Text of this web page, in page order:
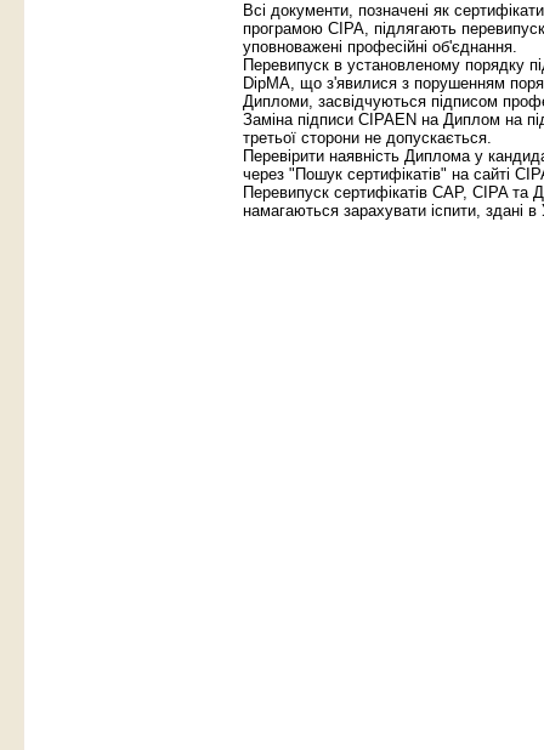
Всі документи, позначені як
програмою CIPA, підлягають
уповноважені професійні об'єднання.
Перевипуск в установленому порядку
DipMA, що з'явилися з порушенням
Дипломи, засвідчуються підписом
Заміна підписи CIPAEN на Диплом на
третьої сторони не допускається.
Перевірити наявність Диплома у
через "Пошук сертифікатів" на сайті
Перевипуск сертифікатів CAP, CIPA та
намагаються зарахувати іспити, здані